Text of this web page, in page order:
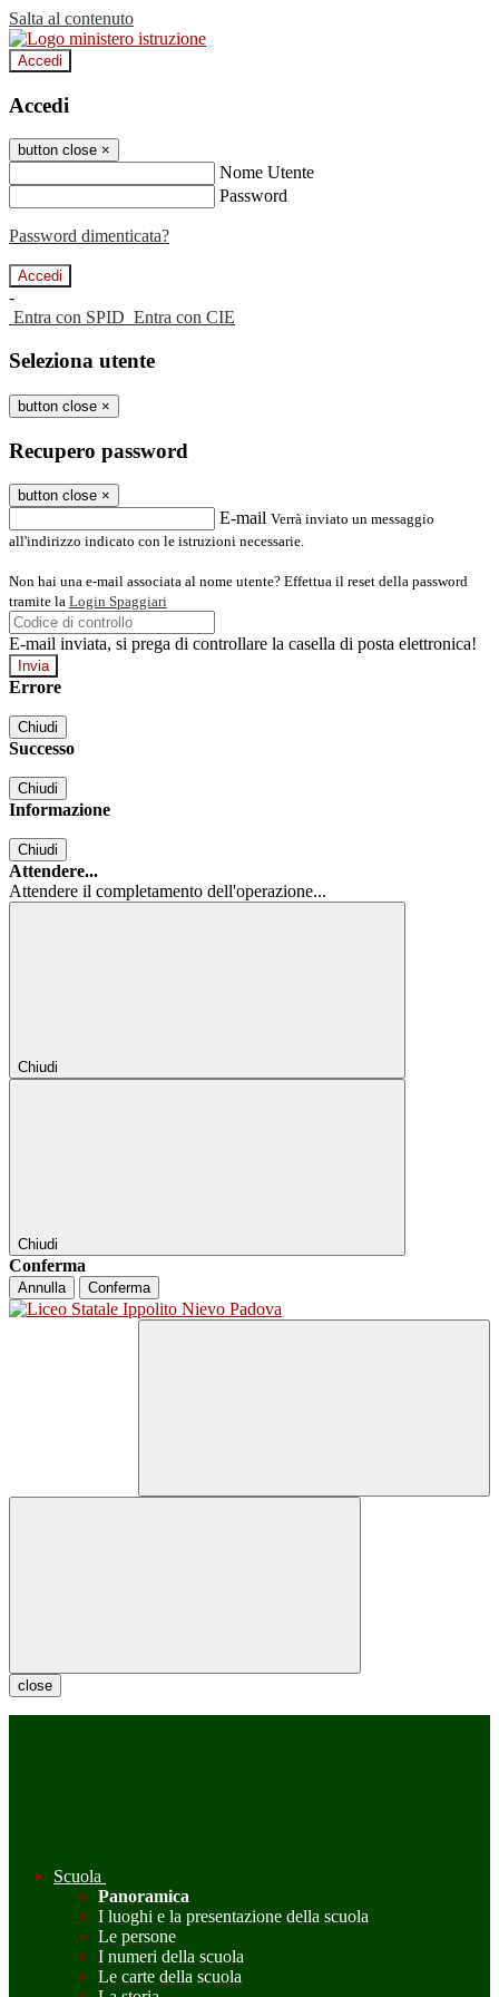
Salta al contenuto
Accedi
Accedi
button close ×
Nome Utente
Password
Password dimenticata?
-
Entra con SPID Entra con CIE
Seleziona utente
button close ×
Recupero password
button close ×
E-mail Verrà inviato un messaggio
all'indirizzo indicato con le istruzioni necessarie.
Non hai una e-mail associata al nome utente? Effettua il reset della password
tramite la Login Spaggiari
E-mail inviata, si prega di controllare la casella di posta elettronica!
Errore
Chiudi
Successo
Chiudi
Informazione
Chiudi
Attendere...
Attendere il completamento dell'operazione...
Chiudi
Chiudi
Conferma
Annulla Conferma
close
Scuola
Panoramica
I luoghi e la presentazione della scuola
Le persone
I numeri della scuola
Le carte della scuola